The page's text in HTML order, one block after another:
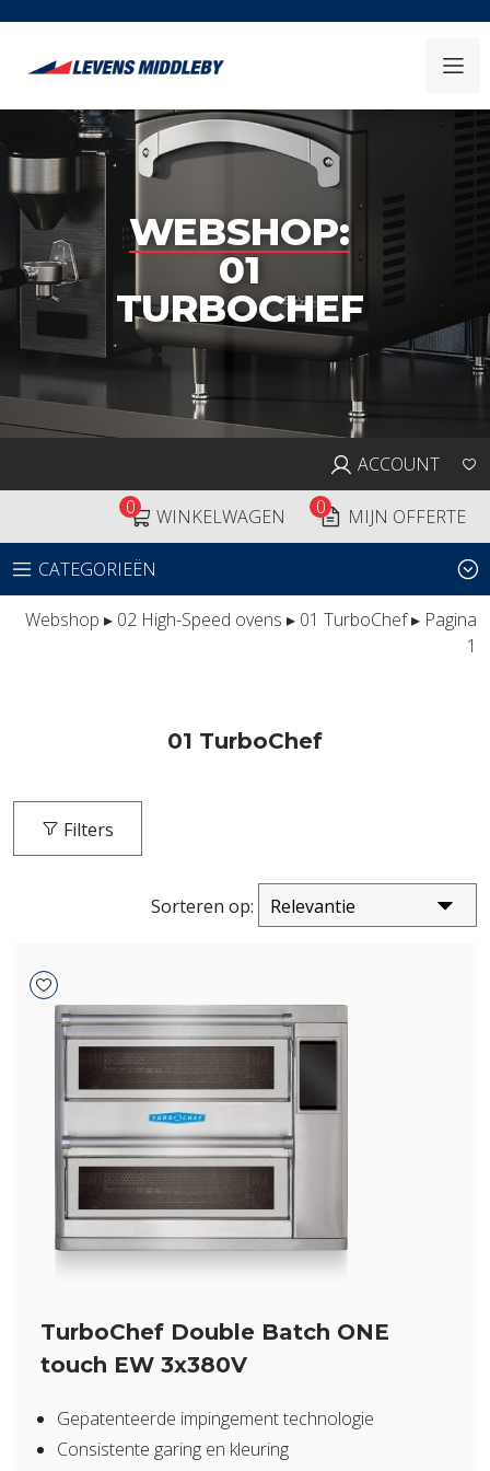
WEBSHOP:
01
TURBOCHEF
CATEGORIEËN
WINKELWAGEN
0 MIJN OFFERTE
0
ACCOUNT
Webshop ▸ 02 High-Speed ovens ▸ 01 TurboChef▸ Pagina
1
01 TurboChef
Filters
Sorteren op:
TurboChef Double Batch ONE
touch EW 3x380V
Gepatenteerde impingement technologie
Consistente garing en kleuring